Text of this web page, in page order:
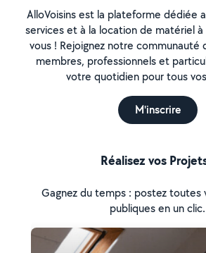
AlloVoisins est la plateforme dédiée
services et à la location de matériel
vous ! Rejoignez notre communauté
membres, professionnels et
votre quotidien pour tous
M'inscrire
Réalisez vos
Gagnez du temps : postez toutes
publiques en un clic.